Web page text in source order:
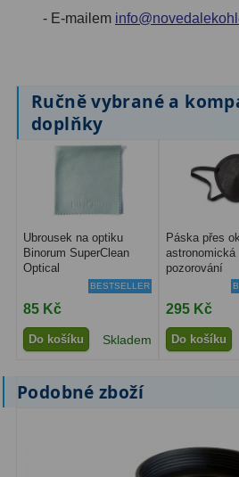
Binokulární dalekohledy285
Astronomické44
Kapesní14
Námořní12
Dálkoměry a Noční vidění17
- E-mailem
Ručně vybrané a
doplňky
Ubrousek na optiku
Binorum SuperClean
Optical
BESTSELLER
85 Kč
Do košíku Skladem
Páska přes
astronomická
pozorování
295 Kč
Do košíku
Podobné zboží